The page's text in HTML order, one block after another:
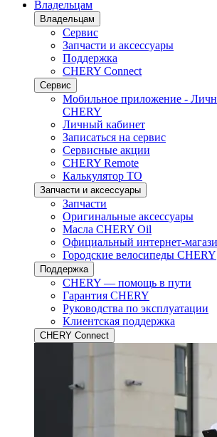
Владельцам
Владельцам
Сервис
Запчасти и аксессуары
Поддержка
CHERY Connect
Сервис
Мобильное приложение -
CHERY
Личный кабинет
Записаться на сервис
Сервисные акции
CHERY Remote
Калькулятор ТО
Запчасти и аксессуары
Запчасти
Оригинальные аксессуары
Масла CHERY Oil
Официальный интернет-
Городские велосипеды CHERY
Поддержка
CHERY — помощь в пути
Гарантия CHERY
Руководства по эксплуатации
Клиентская поддержка
CHERY Connect